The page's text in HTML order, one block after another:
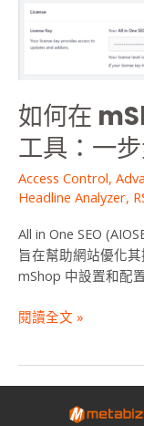
如何在
工具：一
Access Control,
Headline Analyzer,
All in One SEO
旨在幫助網站優化
mShop 中設置和配
置
SEO
工
步
步
指
南
閱讀全文 »